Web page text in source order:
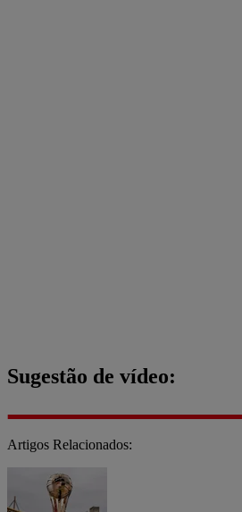
Sugestão de vídeo:
Artigos Relacionados: